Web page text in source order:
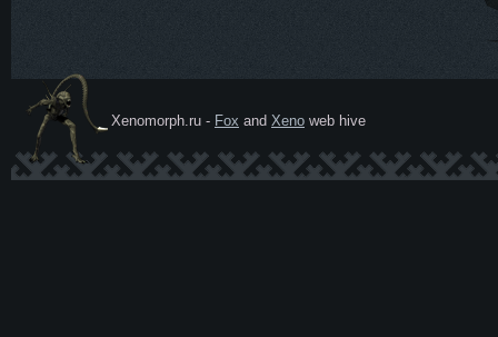
Ксеномо
Xenomorph.ru - Fox and Xeno web hive